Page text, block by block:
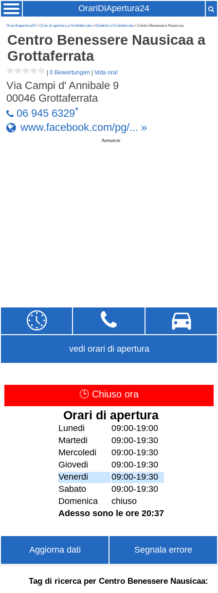
OrariDiApertura24
Oraridiapertura24»Orari di apertura a Grottaferrata» Estetisti a Grottaferrata» Centro Benessere Nausicaa
Centro Benessere Nausicaaa
Grottaferrata
|0 Bewertungen |Vota ora!
Via Campi d' Annibale 9
00046 Grottaferrata
06 945 6329*
www.facebook.com/pg/... »
Annuncio
vedi orari di apertura
🕒 Chiuso ora
Orari di apertura
Lunedi
09:00-19:00
Martedi
09:00-19:30
Mercoledi
09:00-19:30
Giovedi
09:00-19:30
Venerdi
09:00-19:30
Sabato
09:00-19:30
Domenica
chiuso
Adesso sono le ore 20:37
Aggiorna dati Segnala errore
Tag di ricerca per Centro Benessere Nausicaa: